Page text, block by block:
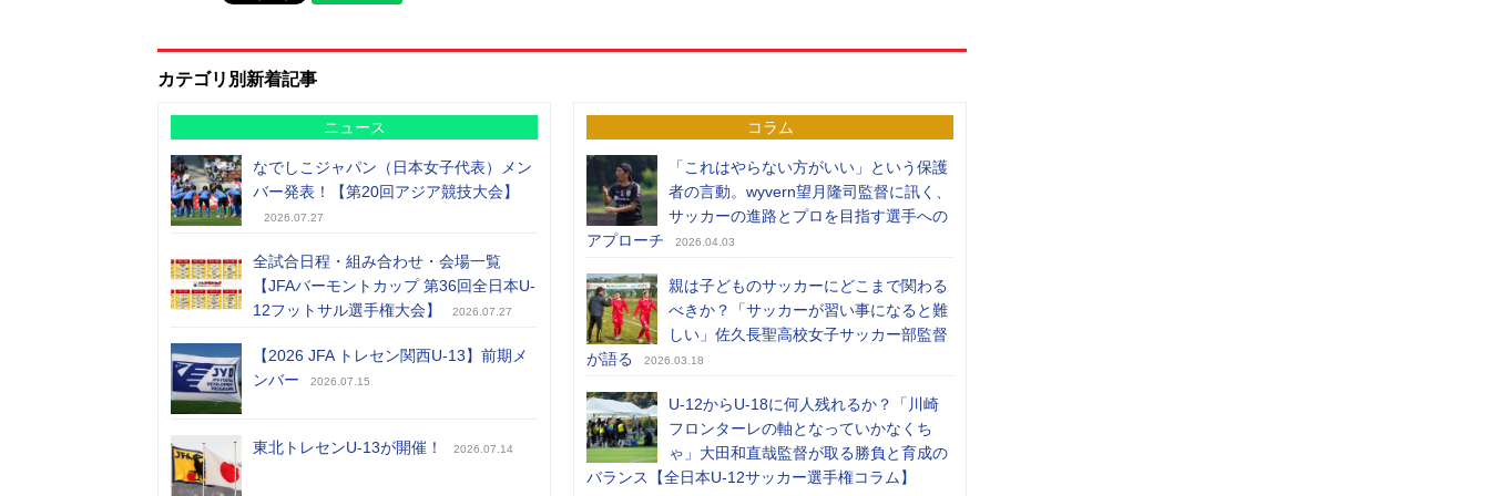
カテゴリ別新着記事
ニュース
なでしこジャパン（日本女子代表）メン
バー発表！【第20回アジア競技大会】
2026.07.27
全試合日程・組み合わせ・会場一覧
【JFAバーモントカップ 第36回全日本U-
12フットサル選手権大会】
2026.07.27
【2026 JFA トレセン関西U-13】前期メ
ンバー
2026.07.15
東北トレセンU-13が開催！ 2026.07.14
コラム
「これはやらない方がいい」という保護
者の言動。wyvern望月隆司監督に訊く、
サッカーの進路とプロを目指す選手への
アプローチ
2026.04.03
親は子どものサッカーにどこまで関わる
べきか？「サッカーが習い事になると難
しい」佐久長聖高校女子サッカー部監督
が語る
2026.03.18
U-12からU-18に何人残れるか？「川崎
フロンターレの軸となっていかなくち
ゃ」大田和直哉監督が取る勝負と育成の
バランス【全日本U-12サッカー選手権コラム】